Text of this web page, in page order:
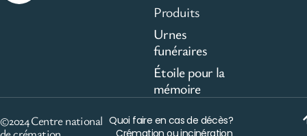
Produits
Urnes
funéraires
Étoile pour la
mémoire
©2024 Centre national Quoi faire en cas de décès?
Crémation ou incinération